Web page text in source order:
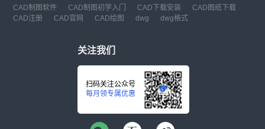
CAD制图软件
CAD制图初学入门 CAD下载安装
CAD图纸下载
CAD注册
CAD官网 CAD绘图 dwg dwg格式
关注我们
扫码关注公众号
每月领专属优惠